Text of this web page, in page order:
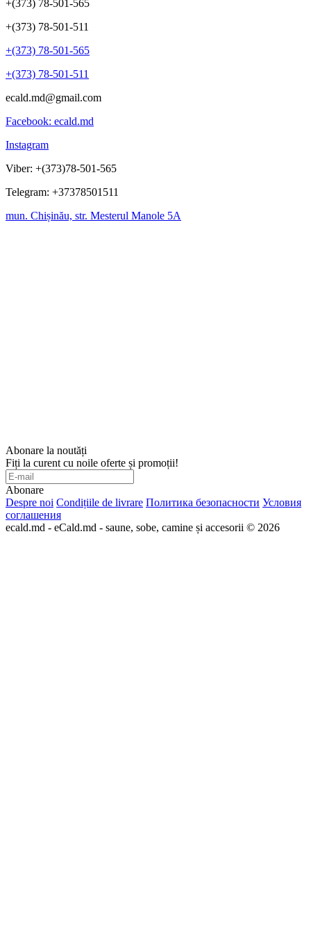
+(373) 78-501-565
+(373) 78-501-511
+(373) 78-501-565
+(373) 78-501-511
ecald.md@gmail.com
Facebook: ecald.md
Instagram
Viber: +(373)78-501-565
Telegram: +37378501511
mun. Chișinău, str. Mesterul Manole 5A
Abonare la noutăți
Fiți la curent cu noile oferte și promoții!
Abonare
Despre noi Condițiile de livrare Политика безопасности Условия
соглашения
ecald.md - eCald.md - saune, sobe, camine și accesorii © 2026